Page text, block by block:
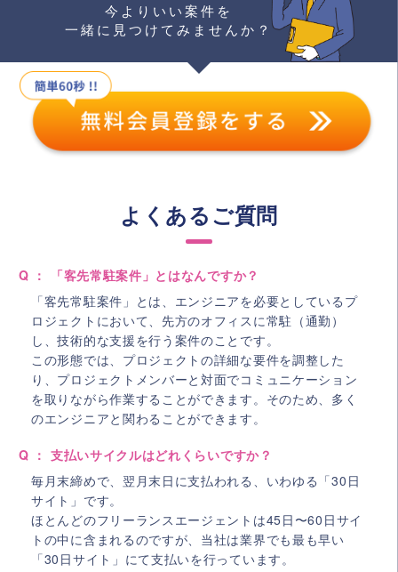
今よりいい案件を
一緒に見つけてみませんか？
よくあるご質問
Q ： 「客先常駐案件」とはなんですか？
「客先常駐案件」とは、エンジニアを必要としているプ
ロジェクトにおいて、先方のオフィスに常駐（通勤）
し、技術的な支援を行う案件のことです。
この形態では、プロジェクトの詳細な要件を調整した
り、プロジェクトメンバーと対面でコミュニケーション
を取りながら作業することができます。そのため、多く
のエンジニアと関わることができます。
Q ： 支払いサイクルはどれくらいですか？
毎月末締めで、翌月末日に支払われる、いわゆる「30日
サイト」です。
ほとんどのフリーランスエージェントは45日〜60日サイ
トの中に含まれるのですが、当社は業界でも最も早い
「30日サイト」にて支払いを行っています。